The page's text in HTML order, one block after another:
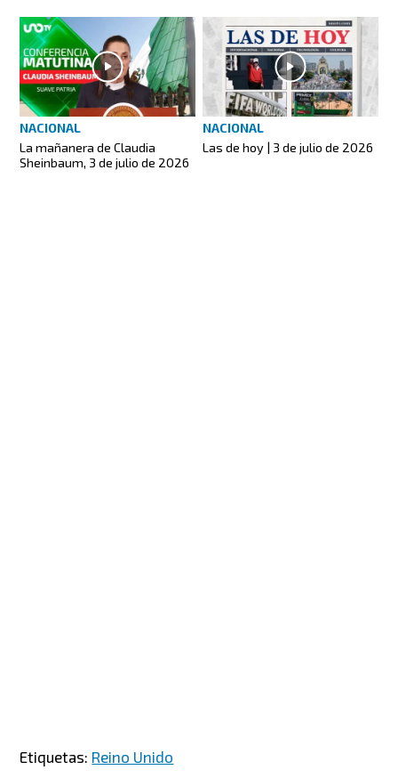
NACIONAL
La mañanera de Claudia
Sheinbaum, 3 de julio de 2026
NACIONAL
Las de hoy | 3 de julio de 2026
Etiquetas: Reino Unido